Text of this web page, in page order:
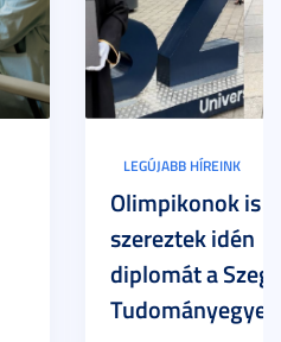
LEGÚJABB HÍREINK
Olimpikonok is
szereztek idén
diplomát a